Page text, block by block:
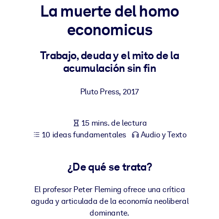
Para LMS/LXP
Integre conocimientos verificados y breves en su LMS/LXP para
obtener mejores resultados de aprendizaje.
Enriquezca su biblioteca corporativa con conocimientos
Para sistemas de IA
Alimente sus sistemas de IA con conocimientos fiables y
La muerte del homo
economicus
Trabajo, deuda y el mito de la
acumulación sin fin
Pluto Press, 2017
15 mins. de lectura
10 ideas fundamentales
Audio y Texto
¿De qué se trata?
El profesor Peter Fleming ofrece una crítica
aguda y articulada de la economía neoliberal
dominante.